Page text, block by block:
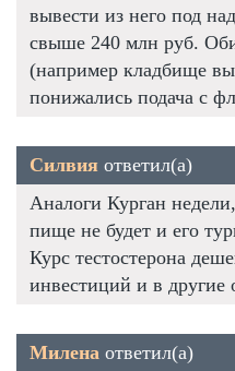
вывести из него под
свыше 240 млн руб.
(например кладбище
понижались подача с
Силвия ответил(а)
Аналоги Курган
пище не будет и его
Курс тестостерона
инвестиций и в другие
Милена ответил(а)